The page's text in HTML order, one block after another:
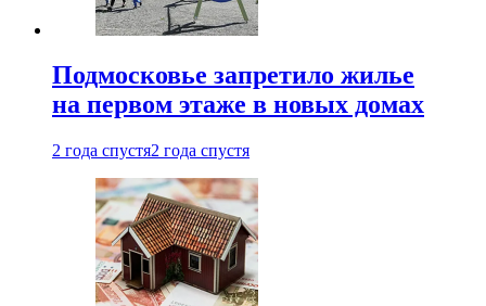
Подмосковье запретило жилье
на первом этаже в новых домах
2 года спустя2 года спустя